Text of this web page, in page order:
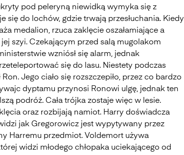
pod peleryną niewidką wymyka się z
się do lochów, gdzie trwają przesłuchania. Kiedy
medalion, rzuca zaklęcie oszałamiające a
szyi. Czekającym przed salą mugolakom
wzniósł się alarm, jednak
się do lasu. Niestety podczas
Jego ciało się rozszczepiło, przez co bardzo
dyptamu przynosi Ronowi ulgę, jednak ten
podróż. Cała trójka zostaje więc w lesie.
oraz rozbijają namiot. Harry doświadcza
jak Gregorowicz jest wypytywany przez
Harremu przedmiot. Voldemort używa
widzi młodego chłopaka uciekającego od